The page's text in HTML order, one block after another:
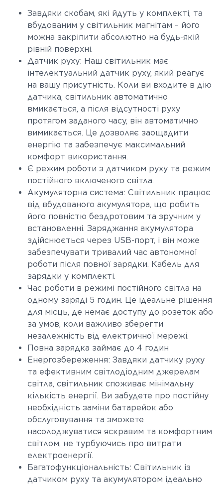
Завдяки скобам, які йдуть у комплекті, та
вбудованим у світильник магнітам – його
можна закріпити абсолютно на будь-якій
рівній поверхні.
Датчик руху: Наш світильник має
інтелектуальний датчик руху, який реагує
на вашу присутність. Коли ви входите в дію
датчика, світильник автоматично
вмикається, а після відсутності руху
протягом заданого часу, він автоматично
вимикається. Це дозволяє заощадити
енергію та забезпечує максимальний
комфорт використання.
Є режим роботи з датчиком руху та режим
постійного включеного світла.
Акумуляторна система: Світильник працює
від вбудованого акумулятора, що робить
його повністю бездротовим та зручним у
встановленні. Заряджання акумулятора
здійснюється через USB-порт, і він може
забезпечувати тривалий час автономної
роботи після повної зарядки. Кабель для
зарядки у комплекті.
Час роботи в режимі постійного світла на
одному заряді 5 годин. Це ідеальне рішення
для місць, де немає доступу до розеток або
за умов, коли важливо зберегти
незалежність від електричної мережі.
Повна зарядка займає до 4 годин
Енергозбереження: Завдяки датчику руху
та ефективним світлодіодним джерелам
світла, світильник споживає мінімальну
кількість енергії. Ви забудете про постійну
необхідність заміни батарейок або
обслуговування та зможете
насолоджуватися яскравим та комфортним
світлом, не турбуючись про витрати
електроенергії.
Багатофункціональність: Світильник із
датчиком руху та акумулятором ідеально